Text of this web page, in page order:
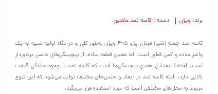
برند: ویژن دسته : کاسه نمد ماشین
کاسه نمد جعبه (شیر) فرمان پژو 405 ویژن به‌طور کلی و در نگاه اولیه شبیه به یک
واشر ساده و کمی قطور است. اما همین قطعه ساده، از پیچیدگی‌های خاصی برخوردار
است. احتمالا به‌دلیل همین پیچیدگی‌ها است که کاسه نمد با وجود سادگی قیمت
بالایی دارد. البته کاسه نمد در ابعاد و جنس‌های مختلف تولید می‌شود که این تنوع
مربوط به محل‌های مختلفی است که مورد استفاده قرار می‌یگرد.